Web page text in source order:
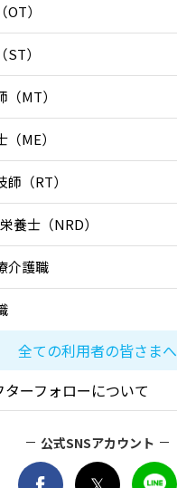
）
）
MT）
ME）
（RT）
養士（NRD）
介護職
全ての利用者の皆さまへ
ーフォローについて
公式SNSアカウント